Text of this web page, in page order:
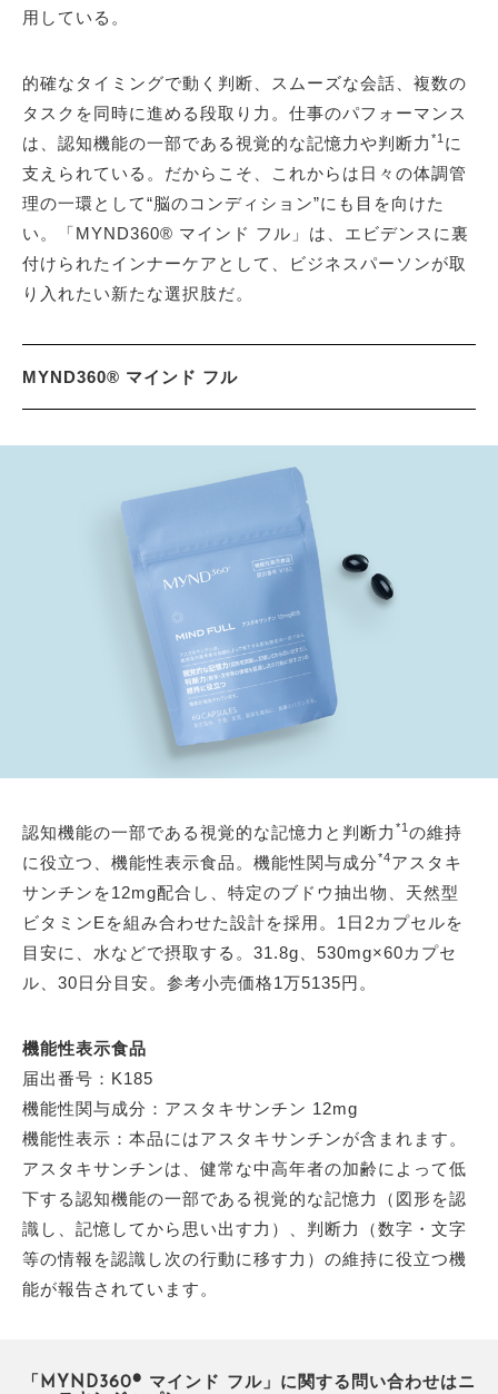
用している。
的確なタイミングで動く判断、スムーズな会話、複数の
タスクを同時に進める段取り力。仕事のパフォーマンス
は、認知機能の一部である視覚的な記憶力や判断力 *1 に
支えられている。だからこそ、これからは日々の体調管
理の一環として“脳のコンディション”にも目を向けた
い。「MYND360® マインド フル」は、エビデンスに裏
付けられたインナーケアとして、ビジネスパーソンが取
り入れたい新たな選択肢だ。
MYND360® マインド フル
認知機能の一部である視覚的な記憶力と判断力 *1 の維持
に役立つ、機能性表示食品。機能性関与成分*4アスタキ
サンチンを12mg配合し、特定のブドウ抽出物、天然型
ビタミンEを組み合わせた設計を採用。1日2カプセルを
目安に、水などで摂取する。31.8g、530mg×60カプセ
ル、30日分目安。参考小売価格1万5135円。
機能性表示食品
届出番号：K185
機能性関与成分：アスタキサンチン 12mg
機能性表示：本品にはアスタキサンチンが含まれます。
アスタキサンチンは、健常な中高年者の加齢によって低
下する認知機能の一部である視覚的な記憶力（図形を認
識し、記憶してから思い出す力）、判断力（数字・文字
等の情報を認識し次の行動に移す力）の維持に役立つ機
能が報告されています。
「MYND360® マインド フル」に関する問い合わせはニ